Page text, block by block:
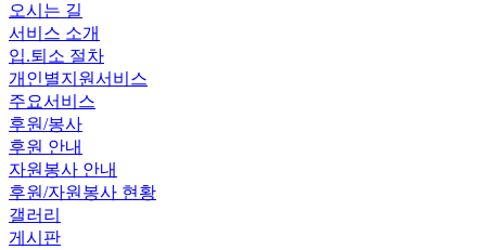
오시는 길
서비스 소개
입.퇴소 절차
개인별지원서비스
주요서비스
후원/봉사
후원 안내
자원봉사 안내
후원/자원봉사 현황
갤러리
게시판